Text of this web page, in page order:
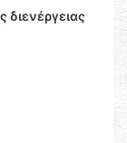
διενέργειας